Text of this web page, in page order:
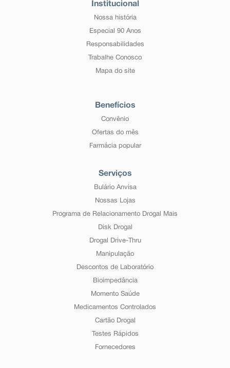
Institucional
Nossa história
Especial 90 Anos
Responsabilidades
Trabalhe Conosco
Mapa do site
Benefícios
Convênio
Ofertas do mês
Farmácia popular
Serviços
Bulário Anvisa
Nossas Lojas
Programa de Relacionamento Drogal Mais
Disk Drogal
Drogal Drive-Thru
Manipulação
Descontos de Laboratório
Bioimpedância
Momento Saúde
Medicamentos Controlados
Cartão Drogal
Testes Rápidos
Fornecedores